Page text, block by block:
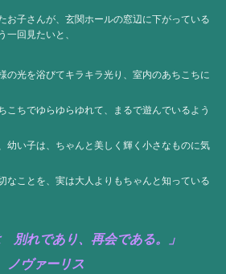
お子さんが、玄関ホールの窓辺に下がっている
一回見たいと、
の光を浴びてキラキラ光り、室内のあちこちに
こちでゆらゆらゆれて、まるで遊んでいるよう
幼い子は、ちゃんと美しく輝く小さなものに気
なことを、実は大人よりもちゃんと知っている
別れであり、再会である。」
ノヴァーリス